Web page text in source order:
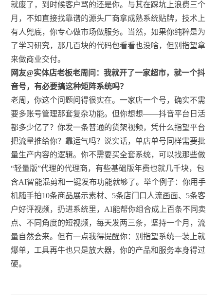
就废了，到时候客户骂的还是你。与其在踩坑上浪费三个
月，不如直接找靠谱的源头厂商拿成熟系统贴牌，技术上
有人兜底，你专心做市场做服务。当然，如果你纯粹是为
了学习研究，那几百块的代码包看看也没啥，但别指望拿
来做商业交付。
网友@实体店老板老周问：我就开了一家超市，就一个抖
音号，有必要搞这种矩阵系统吗？
老周，你这个问题问得很实在。一家店一个号，确实不需
要多账号管理那套复杂功能。但你想想——抖音平台日活
都多少亿了？你发一条普通的货架视频，凭什么指望平台
把流量推给你？靠运气吗？说实话，单店单号同样需要批
量生产内容的逻辑。你不需要买全套系统，可以找那些做
“轻量版”代理的代理商，有些基础版年费也就几千块，包
含AI智能混剪和一键发布功能就够了。举个例子：你用手
机随手拍10条商品展示素材、5条店门口人流画面、5条客
户好评视频，扔进系统里，AI能帮你组合成上百条不同卖
点、不同角度的短视频，每天发两三条，坚持一个月，流
量自然会来。但有一点我得提醒你：别指望系统一装上就
爆单，工具再牛也只是放大器，你的产品和服务本身得过
硬。